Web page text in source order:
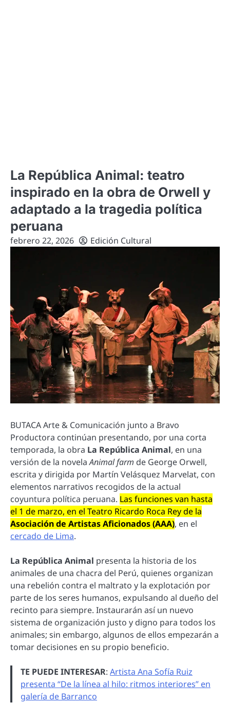
La República Animal: teatro
inspirado en la obra de Orwell y
adaptado a la tragedia política
peruana
febrero 22, 2026 Edición Cultural
BUTACA Arte & Comunicación junto a Bravo
Productora continúan presentando, por una corta
temporada, la obra La República Animal, en una
versión de la novelaAnimal farm de George Orwell,
escrita y dirigida por Martín Velásquez Marvelat, con
elementos narrativos recogidos de la actual
coyuntura política peruana. Las funciones van hasta
el 1 de marzo, en el Teatro Ricardo Roca Rey de la
Asociación de Artistas Aficionados (AAA), en el
cercado de Lima.
La República Animal presenta la historia de los
animales de una chacra del Perú, quienes organizan
una rebelión contra el maltrato y la explotación por
parte de los seres humanos, expulsando al dueño del
recinto para siempre. Instaurarán así un nuevo
sistema de organización justo y digno para todos los
animales; sin embargo, algunos de ellos empezarán a
tomar decisiones en su propio beneficio.
TE PUEDE INTERESAR: Artista Ana Sofía Ruiz
presenta “De la línea al hilo: ritmos interiores” en
galería de Barranco